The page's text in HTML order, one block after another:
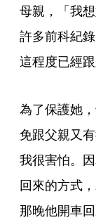
母親，「我
許多前科紀
這程度已經
為了保護她
免跟父親又
我很害怕。
回來的方式
那晚他開車